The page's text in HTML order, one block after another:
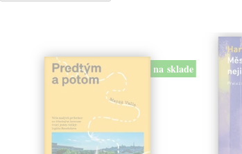
na sklade